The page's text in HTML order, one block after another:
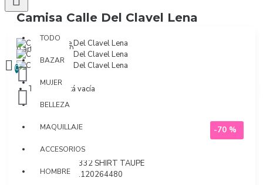
TODO
TODO
BAZAR
MUJER
BELLEZA
MAQUILLAJE
ACCESORIOS
HOMBRE
0 artículo(s) - $0
0
Tu bolsa está vacía
Camisa Calle Del Clavel Lena
-70 %
Marca: Kibys
9332 SHIRT TAUPE
SKU: 7701120264480